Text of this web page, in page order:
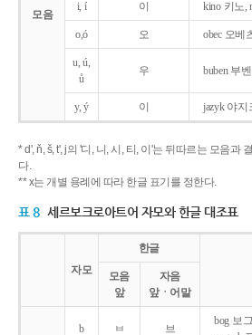
모음
i, í 이 kino 키노,
o,ó 오 obec 오베
u, ú,
ů
우 buben 부
y, ý 이 jazyk야지
* d', ň, š, t', j의 '디, 니, 시, 티, 이'는 뒤따르는 모음과
다.
** x는 개별 용례에 따라 한글 표기를 정한다.
표 8 세르보크로아트어 자모와 한글 대조표
자모
한글
모음
앞
자음
앞ㆍ어말
b ㅂ 브
bog 보